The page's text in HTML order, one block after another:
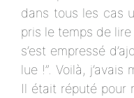
dans tous les cas
pris le temps de
s’est empressé
lue !”. Voilà,
Il était réputé pour